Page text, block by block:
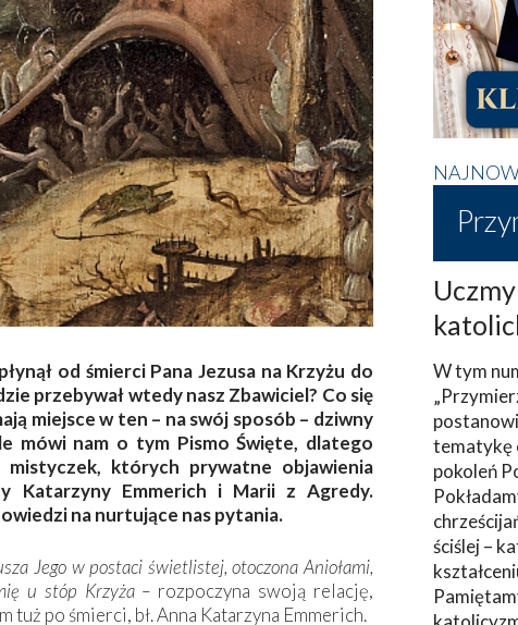
od śmierci Pana Jezusa na Krzyżu do
przebywał wtedy nasz Zbawiciel? Co się
miejsce w ten – na swój sposób – dziwny
mówi nam o tym Pismo Święte, dlatego
których prywatne objawienia
Katarzyny Emmerich i Marii z Agredy.
na nurtujące nas pytania.
Jego w postaci świetlistej, otoczona Aniołami,
u stóp Krzyża – rozpoczyna swoją relację,
tuż po śmierci, bł. Anna Katarzyna Emmerich.
W tym
tematykę
pokoleń
ściślej –